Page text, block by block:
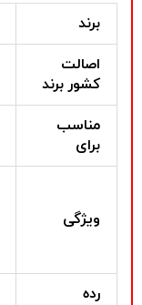
برند
اصالت
کشور برند
مناسب
برای
ویژگی
رده